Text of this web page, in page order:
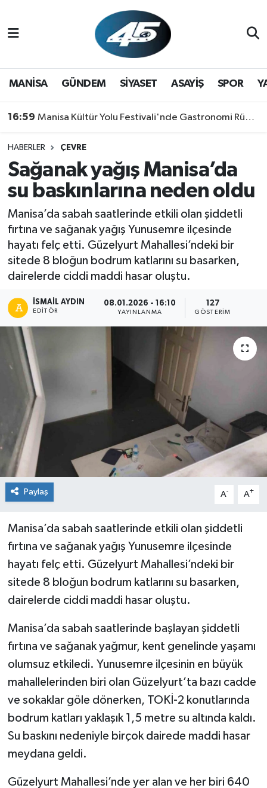
MANİSA GÜNDEM SİYASET ASAYİŞ SPOR
16:59 Manisa Kültür Yolu Festivali'nde Gastronomi Rüzgarı: Lezzetin Yıldızı "Manisa Kebabı" Oldu!
HABERLER ÇEVRE
Sağanak yağış Manisa’da
su baskınlarına neden oldu
Manisa’da sabah saatlerinde etkili olan şiddetli
fırtına ve sağanak yağış Yunusemre ilçesinde
hayatı felç etti. Güzelyurt Mahallesi’ndeki bir
sitede 8 bloğun bodrum katlarını su basarken,
dairelerde ciddi maddi hasar oluştu.
İSMAIL AYDIN
EDITÖR
08.01.2026 - 16:10
YAYINLANMA
127
GÖSTERIM
Paylaş A- A+
Manisa’da sabah saatlerinde etkili olan şiddetli
fırtına ve sağanak yağış Yunusemre ilçesinde
hayatı felç etti. Güzelyurt Mahallesi’ndeki bir
sitede 8 bloğun bodrum katlarını su basarken,
dairelerde ciddi maddi hasar oluştu.
Manisa’da sabah saatlerinde başlayan şiddetli
fırtına ve sağanak yağmur, kent genelinde yaşamı
olumsuz etkiledi. Yunusemre ilçesinin en büyük
mahallelerinden biri olan Güzelyurt’ta bazı cadde
ve sokaklar göle dönerken, TOKİ-2 konutlarında
bodrum katları yaklaşık 1,5 metre su altında kaldı.
Su baskını nedeniyle birçok dairede maddi hasar
meydana geldi.
Güzelyurt Mahallesi’nde yer alan ve her biri 640
GÜNDEM
SPOR
YAŞAM
RESMİ REKLAM
Hava Durumu
Trafik Durumu
Son Dakika Haberleri
Haber Arşivi